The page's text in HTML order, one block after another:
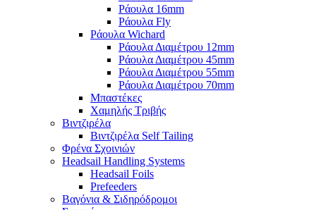
Ράουλα 16mm
Ράουλα Fly
Ράουλα Wichard
Ράουλα Διαμέτρου 12mm
Ράουλα Διαμέτρου 45mm
Ράουλα Διαμέτρου 55mm
Ράουλα Διαμέτρου 70mm
Μπαστέκες
Χαμηλής Τριβής
Βιντζιρέλα
Βιντζιρέλα Self Tailing
Φρένα Σχοινιών
Headsail Handling Systems
Headsail Foils
Prefeeders
Βαγόνια & Σιδηρόδρομοι